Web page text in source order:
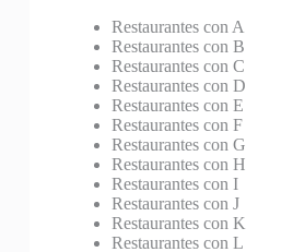
Restaurantes con A
Restaurantes con B
Restaurantes con C
Restaurantes con D
Restaurantes con E
Restaurantes con F
Restaurantes con G
Restaurantes con H
Restaurantes con I
Restaurantes con J
Restaurantes con K
Restaurantes con L